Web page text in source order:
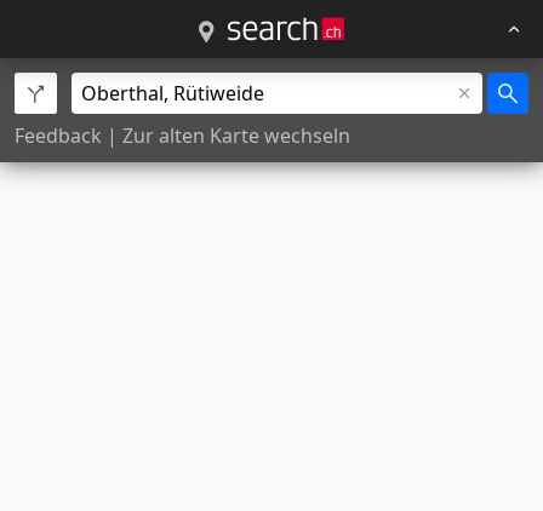
Feedback | Zur alten Karte wechseln